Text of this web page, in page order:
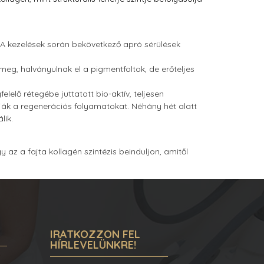
kezelések során bekövetkező apró sérülések
halványulnak el a pigmentfoltok, de erőteljes
rétegébe juttatott bio-aktív, teljesen
a regenerációs folyamatokat. Néhány hét alatt
az a fajta kollagén szintézis beinduljon, amitől
IRATKOZZON FEL
HÍRLEVELÜNKRE!